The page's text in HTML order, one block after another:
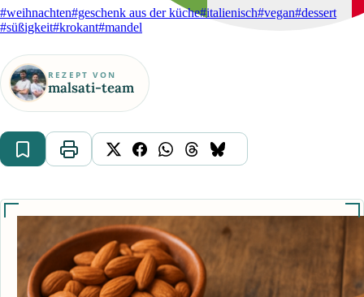
#weihnachten#geschenk aus der küche#italienisch#vegan#dessert
#süßigkeit#krokant#mandel
REZEPT VON
malsati-team